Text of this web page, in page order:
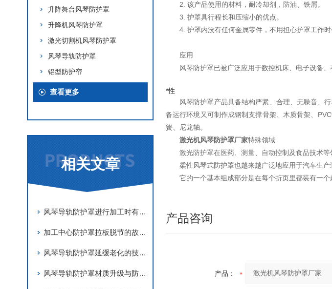
升降舞台风琴防护罩
升降机风琴防护罩
激光切割机风琴防护罩
风琴导轨防护罩
铝型防护帘
查看更多
相关文章
风琴导轨防护罩进行加工时有哪些要求
加工中心防护罩拉板脱节的故障解决措施
风琴导轨防护罩延缓老化的技术手段
风琴导轨防护罩材质升级与防护优化
2. 该产品使用的材料，耐冷却剂，防油、铁屑。
3. 护罩具行程长和压缩小的优点。
4. 护罩内没有任何金属零件，不用担心护罩工作
应用
风琴防护罩已被广泛应用于数控机床、电子设备
*性
风琴防护罩产品具备结构严紧、合理、无噪音、
备运行环境又可制作成钢制支撑骨架、木质骨架、
簧、尼龙轴。
激光机风琴防护罩厂家特殊领域
激光防护罩在医药、测量、自动控制及食品技术
柔性风琴式防护罩也越来越广泛地应用于汽车生
它的一个基本组成部分是在每个折页里都装有一
产品咨询
产品：